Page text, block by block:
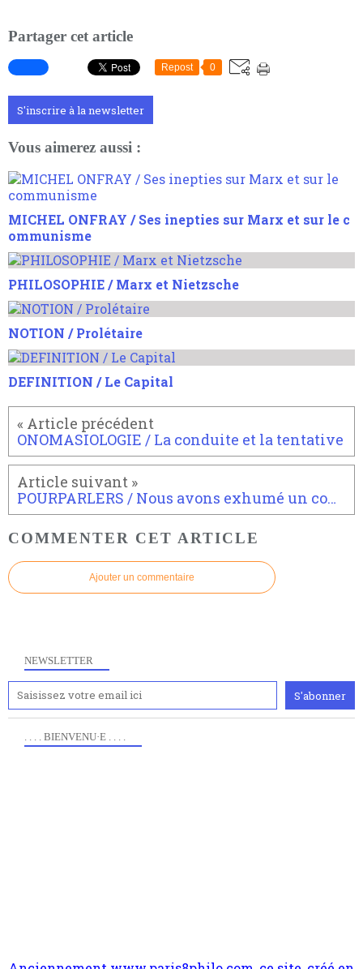
Partager cet article
Repost 0
S'inscrire à la newsletter
Vous aimerez aussi :
MICHEL ONFRAY / Ses inepties sur Marx et sur le c
ommunisme
PHILOSOPHIE / Marx et Nietzsche
NOTION / Prolétaire
DEFINITION / Le Capital
ONOMASIOLOGIE / La conduite et la tentative
POURPARLERS / Nous avons exhumé un commentaire de Ritoyenne d'avant Paris4philo.org
COMMENTER CET ARTICLE
Ajouter un commentaire
NEWSLETTER
. . . . BIENVENU·E . . . .